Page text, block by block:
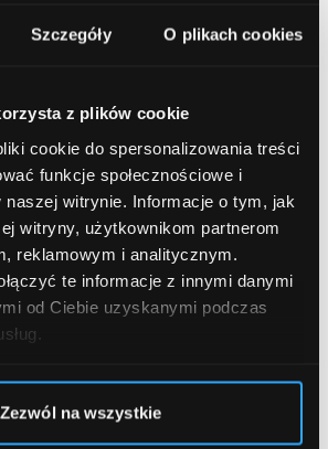
Szczegóły O plikach cookies
z plików cookie
cookie do spersonalizowania treści
funkcje społecznościowe i
witrynie. Informacje o tym, jak
witryny, użytkownikom partnerom
reklamowym i analitycznym.
te informacje z innymi danymi
od Ciebie uzyskanymi podczas
Zezwól na wszystkie
komórki skórne oraz zapobiega
Jeżeli Twoja skóra jest
redukuje ten problem.
staje się bardziej jednolity.
w głębszych warstwach skóry,
wzrost fibroblastów,
zwiększona produkcja
wtedy skóra uelastycznia
zostają wygładzone.
okazuje się pomocny także